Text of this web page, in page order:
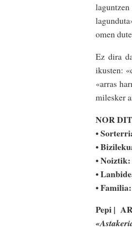
omen
Ez dira
ikusten:
«arras
milesker
NOR
•
•
• Noiztik:
•
• Familia:
Pepi |